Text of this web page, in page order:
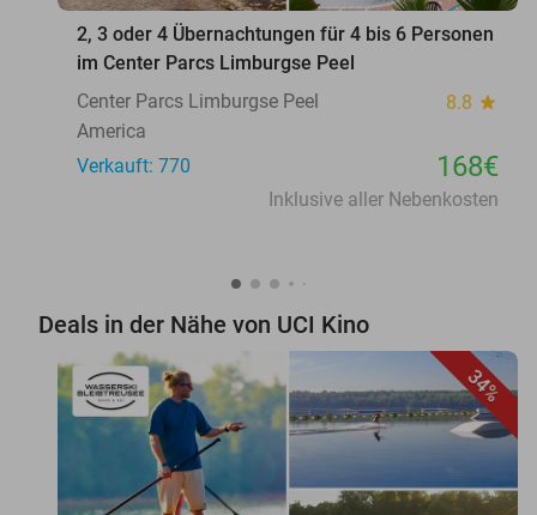
2, 3 oder 4 Übernachtungen für 4 bis 6 Personen
im Center Parcs Limburgse Peel
Center Parcs Limburgse Peel
8.8 star
America
Verkauft: 770
168€
Inklusive aller Nebenkosten
Deals in der Nähe von UCI Kino
34%